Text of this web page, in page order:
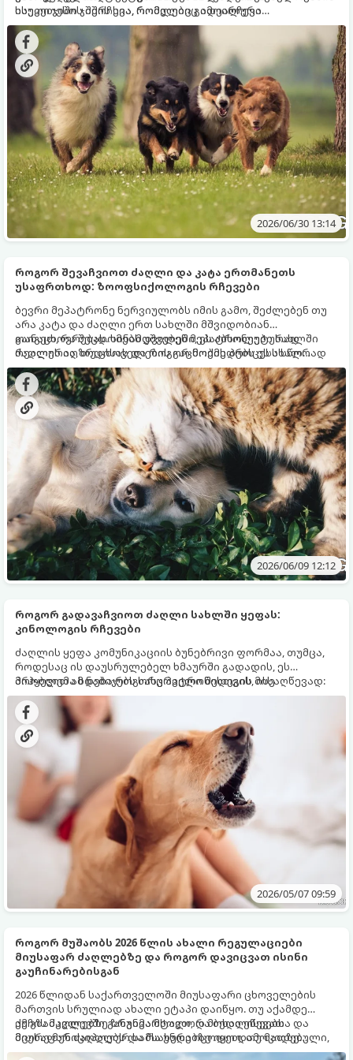
ისეთი ჯიშის შერჩევა, რომელიც გამოირჩევა
გაწონასწორებული ხასიათით, ადვილად იწვრთნება და
არ საჭიროებს სპეციფიკურ, ზედმეტად რთულ მოვლას.
საუკეთესო ჯიშის სია, რომლებიც იდეალური
პარტნიორები გახდებიან დამწყები მფლობელებისთვის.
2026/06/30 13:14
როგორ შევაჩვიოთ ძაღლი და კატა ერთმანეთს
უსაფრთხოდ: ზოოფსიქოლოგის რჩევები
ბევრი მეპატრონე ნერვიულობს იმის გამო, შეძლებენ თუ
არა კატა და ძაღლი ერთ სახლში მშვიდობიან
თანაცხოვრებას. სინამდვილეში, ეს აბსოლუტურად
რეალურია, თუ ცხოველების გაცნობის პროცესს სწორად
მიუდგებით. ამის შესახებ ცნობილმა ზოოფსიქოლოგმა
ისაუბრა.
გაიგეთ, რა შეცდომებს უშვებენ მეპატრონეები სახლში
ძაღლის აღზრდისას და როგორ მოქმედებს ეს ახალ
ბინადრებთან მის ურთიერთობაზე:
2026/06/09 12:12
როგორ გადავაჩვიოთ ძაღლი სახლში ყეფას:
კინოლოგის რჩევები
ძაღლის ყეფა კომუნიკაციის ბუნებრივი ფორმაა, თუმცა,
როდესაც ის დაუსრულებელ ხმაურში გადადის, ეს
პრობლემა ხდება როგორც პატრონისთვის, ისე
მეზობლებისთვის. იმისათვის, რომ ძაღლი გადააჩვიოთ
უმიზეზოდ ყეფას, პირველ რიგში უნდა გაიგოთ მისი
გამომწვევი მიზეზი და იმოქმედოთ თანმიმდევრულად.
მიჰყევით ამ ნაბიჯებს სასურველი შედეგის მისაღწევად:
2026/05/07 09:59
როგორ მუშაობს 2026 წლის ახალი რეგულაციები
მიუსაფარ ძაღლებზე და როგორ დავიცვათ ისინი
გაუჩინარებისგან
2026 წლიდან საქართველოში მიუსაფარი ცხოველების
მართვის სრულიად ახალი ეტაპი დაიწყო. თუ აქამდე
ქუჩის ძაღლებზე ზრუნვა მხოლოდ მოხალისეებსა და
მცირე მუნიციპალურ სამსახურებზე იყო დამოკიდებული,
ახალი კანონმდებლობა აწესებს მკაცრ წესებს როგორც
ამ გზამკვლევში განგიმარტავთ, რა ბედი ეწევათ
მიუსაფარ ძაღლებს და რა უნდა იცოდეთ, თუ მათზე
ზრუნავთ.